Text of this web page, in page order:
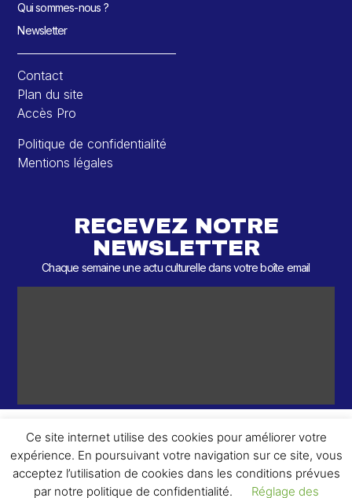
Qui sommes-nous ?
Newsletter
Contact
Plan du site
Accès Pro
Politique de confidentialité
Mentions légales
RECEVEZ NOTRE
NEWSLETTER
Chaque semaine une actu culturelle dans votre boîte email
© 2026 – 2 ème Round – Tous droits réservés.
Ce site internet utilise des cookies pour améliorer votre
expérience. En poursuivant votre navigation sur ce site, vous
acceptez l’utilisation de cookies dans les conditions prévues
par notre politique de confidentialité.
Réglage des